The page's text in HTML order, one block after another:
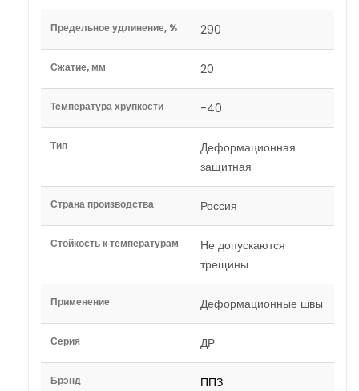
Предельное удлинение, % 290
Сжатие, мм 20
Температура хрупкости -40
Тип
Деформационная
защитная
Страна производства Россия
Стойкость к температурам
Не допускаются
трещины
Применение Деформационные швы
Серия ДР
Брэнд ППЗ